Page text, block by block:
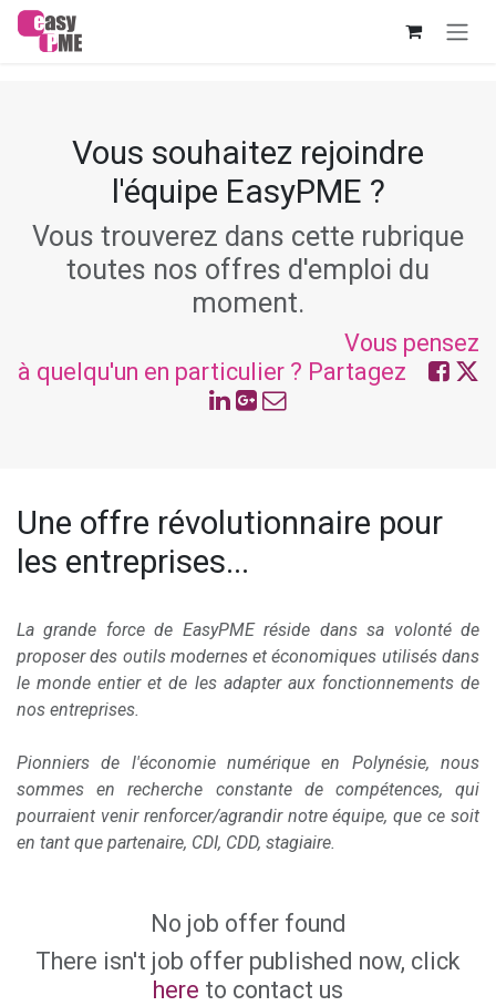
Se rendre au contenu
Vous souhaitez rejoindre
l'équipe EasyPME ?
Vous trouverez dans cette rubrique
toutes nos offres d'emploi du
moment.
Vous pensez
à quelqu'un en particulier ? Partagez
Une offre révolutionnaire pour
les entreprises...
La grande force de EasyPME réside dans sa volonté de
proposer des outils modernes et économiques utilisés dans
le monde entier et de les adapter aux fonctionnements de
nos entreprises.
Pionniers de l'économie numérique en Polynésie, nous
sommes en recherche constante de compétences, qui
pourraient venir renforcer/agrandir notre équipe, que ce soit
en tant que partenaire, CDI, CDD, stagiaire.
No job offer found
There isn't job offer published now, click
here to contact us